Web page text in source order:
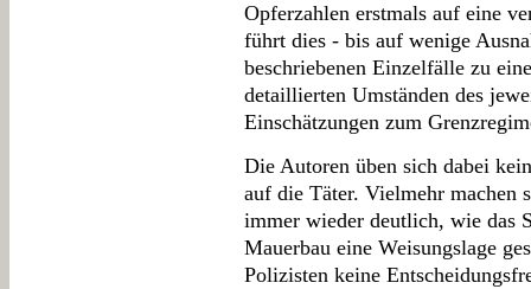
Opferzahlen erstmals auf eine
führt dies - bis auf wenige
beschriebenen Einzelfälle zu
detaillierten Umständen des
Einschätzungen zum
Die Autoren üben sich dabei
auf die Täter. Vielmehr machen
immer wieder deutlich, wie das
Mauerbau eine Weisungslage
Polizisten keine